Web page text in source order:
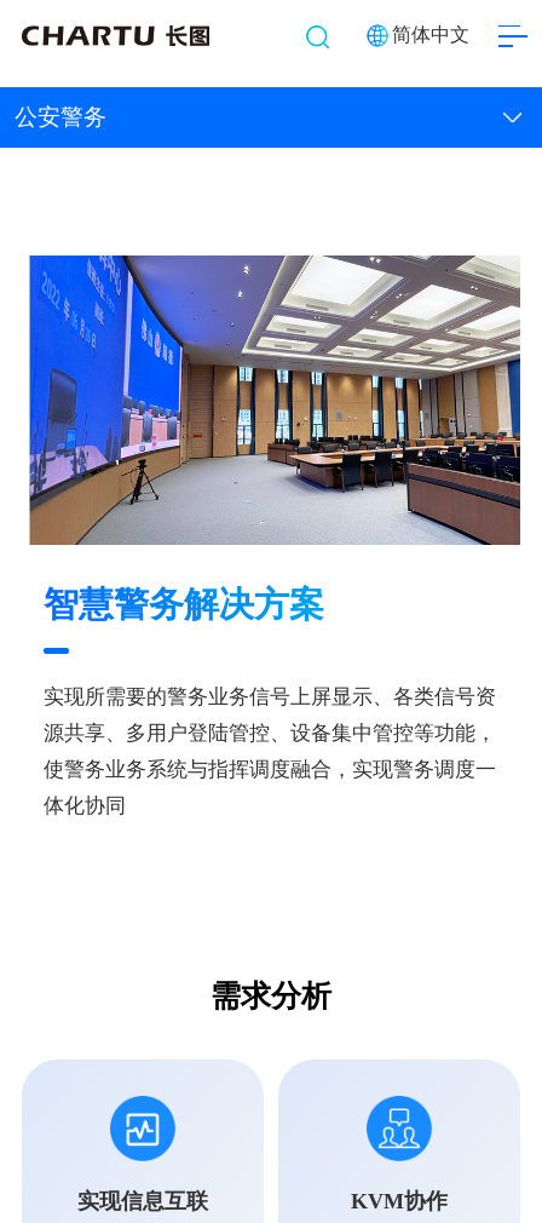
简体中文
公安警务
智慧警务解决方案
实现所需要的警务业务信号上屏显示、各类信号资
源共享、多用户登陆管控、设备集中管控等功能，
使警务业务系统与指挥调度融合，实现警务调度一
体化协同
需求分析
实现信息互联 KVM协作